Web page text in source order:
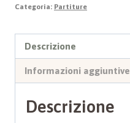
quantità
Categoria: Partiture
Descrizione
Informazioni aggiuntive
Descrizione